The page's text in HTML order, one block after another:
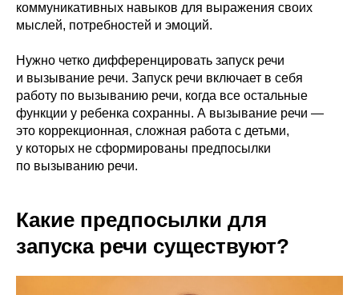
коммуникативных навыков для выражения своих
мыслей, потребностей и эмоций.
Нужно четко дифференцировать запуск речи
и вызывание речи. Запуск речи включает в себя
работу по вызыванию речи, когда все остальные
функции у ребенка сохранны. А вызывание речи —
это коррекционная, сложная работа с детьми,
у которых не сформированы предпосылки
по вызыванию речи.
Какие предпосылки для
запуска речи существуют?